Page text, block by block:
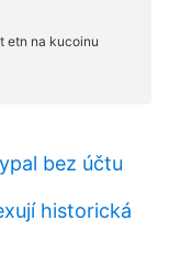
bez účtu
historická